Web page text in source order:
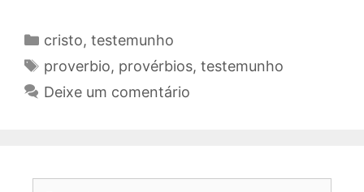
Categorias
cristo, testemunho
Tags
proverbio, provérbios, testemunho
Deixe um comentário